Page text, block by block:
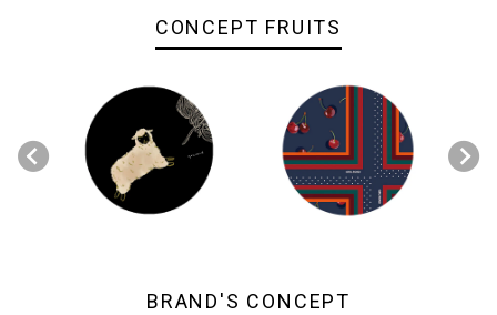
CONCEPT FRUITS
BRAND'S CONCEPT